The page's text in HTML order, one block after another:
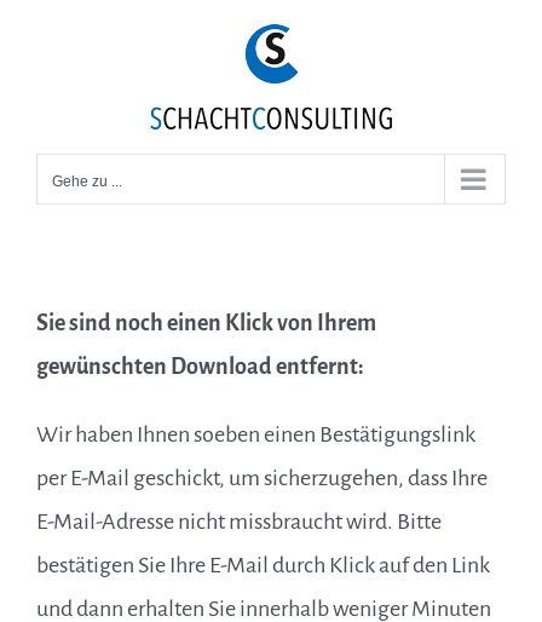
Gehe zu ...
Sie sind noch einen Klick von Ihrem
gewünschten Download entfernt:
Wir haben Ihnen soeben einen Bestätigungslink
per E-Mail geschickt, um sicherzugehen, dass Ihre
E-Mail-Adresse nicht missbraucht wird. Bitte
bestätigen Sie Ihre E-Mail durch Klick auf den Link
und dann erhalten Sie innerhalb weniger Minuten